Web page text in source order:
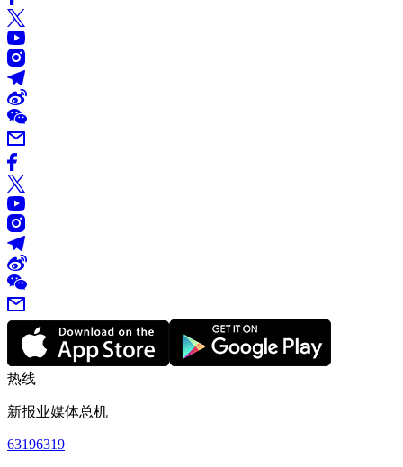
热线
新报业媒体总机
63196319